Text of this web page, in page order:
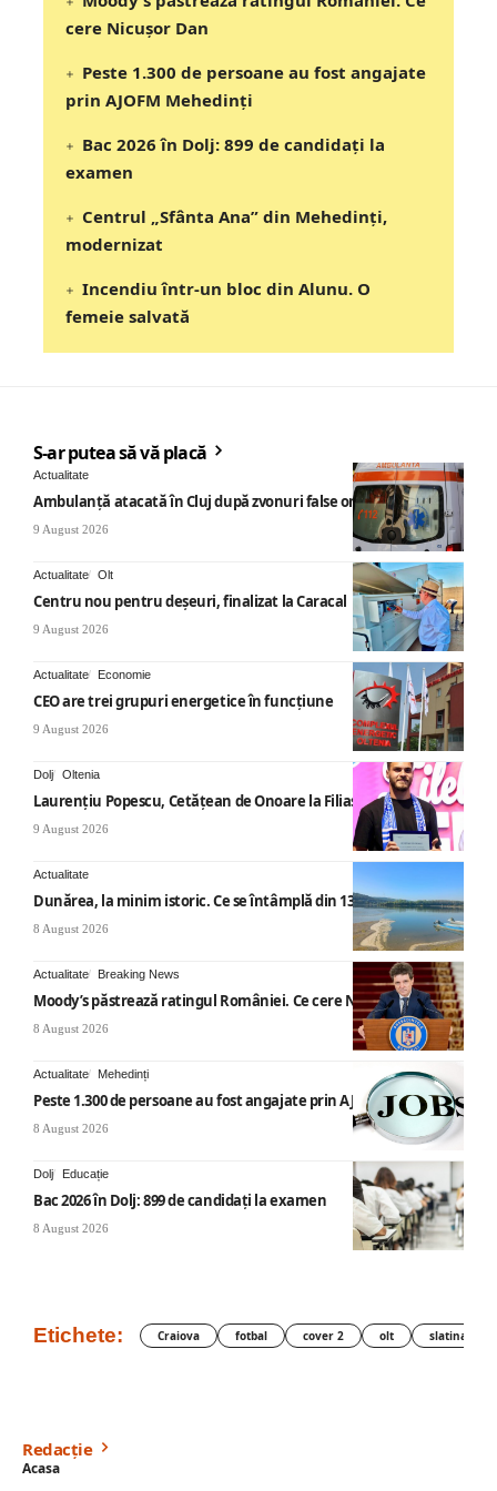
cere Nicușor Dan
Peste 1.300 de persoane au fost angajate
prin AJOFM Mehedinți
Bac 2026 în Dolj: 899 de candidați la
examen
Centrul „Sfânta Ana” din Mehedinți,
modernizat
Incendiu într-un bloc din Alunu. O
femeie salvată
S-ar putea să vă placă
Actualitate
Ambulanță atacată în Cluj după zvonuri false online
9 August 2026
Actualitate Olt
Centru nou pentru deșeuri, finalizat la Caracal
9 August 2026
Actualitate Economie
CEO are trei grupuri energetice în funcțiune
9 August 2026
Dolj Oltenia
Laurențiu Popescu, Cetățean de Onoare la Filiași
9 August 2026
Actualitate
Dunărea, la minim istoric. Ce se întâmplă din 13 august
8 August 2026
Actualitate Breaking News
Moody’s păstrează ratingul României. Ce cere Nicușor Dan
8 August 2026
Actualitate Mehedinți
Peste 1.300 de persoane au fost angajate prin AJOFM Mehedinți
8 August 2026
Dolj Educație
Bac 2026 în Dolj: 899 de candidați la examen
8 August 2026
Etichete: Craiova fotbal cover 2 olt slatina
Redacție
Acasa